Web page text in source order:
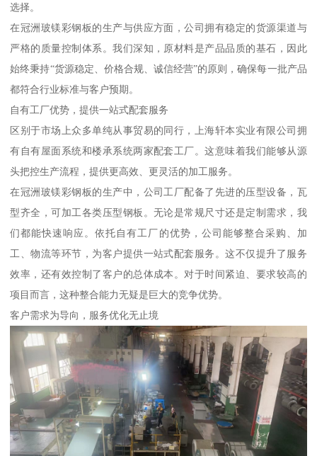
选择。
在冠洲玻镁彩钢板的生产与供应方面，公司拥有稳定的货源渠道与
严格的质量控制体系。我们深知，原材料是产品品质的基石，因此
始终秉持“货源稳定、价格合规、诚信经营”的原则，确保每一批产品
都符合行业标准与客户预期。
自有工厂优势，提供一站式配套服务
区别于市场上众多单纯从事贸易的同行，上海轩本实业有限公司拥
有自有屋面系统和楼承系统两家配套工厂。这意味着我们能够从源
头把控生产流程，提供更高效、更灵活的加工服务。
在冠洲玻镁彩钢板的生产中，公司工厂配备了先进的压型设备，瓦
型齐全，可加工各类压型钢板。无论是常规尺寸还是定制需求，我
们都能快速响应。依托自有工厂的优势，公司能够整合采购、加
工、物流等环节，为客户提供一站式配套服务。这不仅提升了服务
效率，还有效控制了客户的总体成本。对于时间紧迫、要求较高的
项目而言，这种整合能力无疑是巨大的竞争优势。
客户需求为导向，服务优化无止境